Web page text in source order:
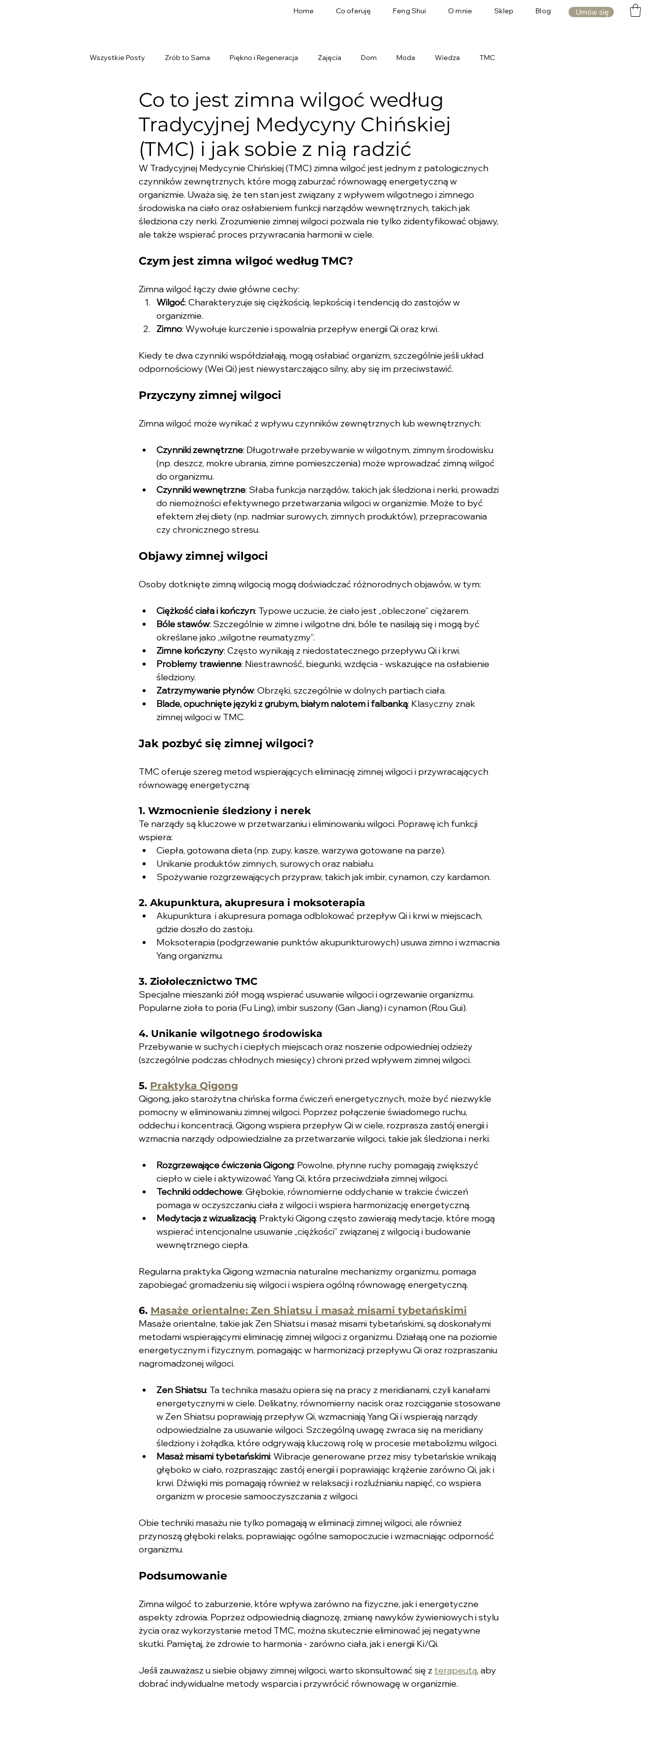
Home Co oferuję Feng Shui O mnie Sklep Blog Umów się
Wszystkie Posty Zrób to Sama Piękno i Regeneracja Zajęcia Dom Moda Wiedza TMC
Co to jest zimna wilgoć według
Tradycyjnej Medycyny Chińskiej
(TMC) i jak sobie z nią radzić
W Tradycyjnej Medycynie Chińskiej (TMC) zimna wilgoć jest jednym z patologicznych
czynników zewnętrznych, które mogą zaburzać równowagę energetyczną w
organizmie. Uważa się, że ten stan jest związany z wpływem wilgotnego i zimnego
środowiska na ciało oraz osłabieniem funkcji narządów wewnętrznych, takich jak
śledziona czy nerki. Zrozumienie zimnej wilgoci pozwala nie tylko zidentyfikować objawy,
ale także wspierać proces przywracania harmonii w ciele.
Czym jest zimna wilgoć według TMC?
Zimna wilgoć łączy dwie główne cechy:
Wilgoć: Charakteryzuje się ciężkością, lepkością i tendencją do zastojów w
organizmie.
Zimno: Wywołuje kurczenie i spowalnia przepływ energii Qi oraz krwi.
Kiedy te dwa czynniki współdziałają, mogą osłabiać organizm, szczególnie jeśli układ
odpornościowy (Wei Qi) jest niewystarczająco silny, aby się im przeciwstawić.
Przyczyny zimnej wilgoci
Zimna wilgoć może wynikać z wpływu czynników zewnętrznych lub wewnętrznych:
Czynniki zewnętrzne: Długotrwałe przebywanie w wilgotnym, zimnym środowisku
(np. deszcz, mokre ubrania, zimne pomieszczenia) może wprowadzać zimną wilgoć
do organizmu.
Czynniki wewnętrzne: Słaba funkcja narządów, takich jak śledziona i nerki, prowadzi
do niemożności efektywnego przetwarzania wilgoci w organizmie. Może to być
efektem złej diety (np. nadmiar surowych, zimnych produktów), przepracowania
czy chronicznego stresu.
Objawy zimnej wilgoci
Osoby dotknięte zimną wilgocią mogą doświadczać różnorodnych objawów, w tym:
Ciężkość ciała i kończyn: Typowe uczucie, że ciało jest „obleczone” ciężarem.
Bóle stawów: Szczególnie w zimne i wilgotne dni, bóle te nasilają się i mogą być
określane jako „wilgotne reumatyzmy”.
Zimne kończyny: Często wynikają z niedostatecznego przepływu Qi i krwi.
Problemy trawienne: Niestrawność, biegunki, wzdęcia - wskazujące na osłabienie
śledziony.
Zatrzymywanie płynów: Obrzęki, szczególnie w dolnych partiach ciała.
Blade, opuchnięte języki z grubym, białym nalotem i falbanką: Klasyczny znak
zimnej wilgoci w TMC.
Jak pozbyć się zimnej wilgoci?
TMC oferuje szereg metod wspierających eliminację zimnej wilgoci i przywracających
równowagę energetyczną:
1. Wzmocnienie śledziony i nerek
Te narządy są kluczowe w przetwarzaniu i eliminowaniu wilgoci. Poprawę ich funkcji
wspiera:
Ciepła, gotowana dieta (np. zupy, kasze, warzywa gotowane na parze).
Unikanie produktów zimnych, surowych oraz nabiału.
Spożywanie rozgrzewających przypraw, takich jak imbir, cynamon, czy kardamon.
2. Akupunktura, akupresura i moksoterapia
Akupunktura  i akupresura pomaga odblokować przepływ Qi i krwi w miejscach,
gdzie doszło do zastoju.
Moksoterapia (podgrzewanie punktów akupunkturowych) usuwa zimno i wzmacnia
Yang organizmu.
3. Ziołolecznictwo TMC
Specjalne mieszanki ziół mogą wspierać usuwanie wilgoci i ogrzewanie organizmu.
Popularne zioła to poria (Fu Ling), imbir suszony (Gan Jiang) i cynamon (Rou Gui).
4. Unikanie wilgotnego środowiska
Przebywanie w suchych i ciepłych miejscach oraz noszenie odpowiedniej odzieży
(szczególnie podczas chłodnych miesięcy) chroni przed wpływem zimnej wilgoci.
5. Praktyka Qigong
Qigong, jako starożytna chińska forma ćwiczeń energetycznych, może być niezwykle
pomocny w eliminowaniu zimnej wilgoci. Poprzez połączenie świadomego ruchu,
oddechu i koncentracji, Qigong wspiera przepływ Qi w ciele, rozprasza zastój energii i
wzmacnia narządy odpowiedzialne za przetwarzanie wilgoci, takie jak śledziona i nerki.
Rozgrzewające ćwiczenia Qigong: Powolne, płynne ruchy pomagają zwiększyć
ciepło w ciele i aktywizować Yang Qi, która przeciwdziała zimnej wilgoci.
Techniki oddechowe: Głębokie, równomierne oddychanie w trakcie ćwiczeń
pomaga w oczyszczaniu ciała z wilgoci i wspiera harmonizację energetyczną.
Medytacja z wizualizacją: Praktyki Qigong często zawierają medytacje, które mogą
wspierać intencjonalne usuwanie „ciężkości” związanej z wilgocią i budowanie
wewnętrznego ciepła.
Regularna praktyka Qigong wzmacnia naturalne mechanizmy organizmu, pomaga
zapobiegać gromadzeniu się wilgoci i wspiera ogólną równowagę energetyczną.
6. Masaże orientalne: Zen Shiatsu i masaż misami tybetańskimi
Masaże orientalne, takie jak Zen Shiatsu i masaż misami tybetańskimi, są doskonałymi
metodami wspierającymi eliminację zimnej wilgoci z organizmu. Działają one na poziomie
energetycznym i fizycznym, pomagając w harmonizacji przepływu Qi oraz rozpraszaniu
nagromadzonej wilgoci.
Zen Shiatsu: Ta technika masażu opiera się na pracy z meridianami, czyli kanałami
energetycznymi w ciele. Delikatny, równomierny nacisk oraz rozciąganie stosowane
w Zen Shiatsu poprawiają przepływ Qi, wzmacniają Yang Qi i wspierają narządy
odpowiedzialne za usuwanie wilgoci. Szczególną uwagę zwraca się na meridiany
śledziony i żołądka, które odgrywają kluczową rolę w procesie metabolizmu wilgoci.
Masaż misami tybetańskimi: Wibracje generowane przez misy tybetańskie wnikają
głęboko w ciało, rozpraszając zastój energii i poprawiając krążenie zarówno Qi, jak i
krwi. Dźwięki mis pomagają również w relaksacji i rozluźnianiu napięć, co wspiera
organizm w procesie samooczyszczania z wilgoci.
Obie techniki masażu nie tylko pomagają w eliminacji zimnej wilgoci, ale również
przynoszą głęboki relaks, poprawiając ogólne samopoczucie i wzmacniając odporność
organizmu.
Podsumowanie
Zimna wilgoć to zaburzenie, które wpływa zarówno na fizyczne, jak i energetyczne
aspekty zdrowia. Poprzez odpowiednią diagnozę, zmianę nawyków żywieniowych i stylu
życia oraz wykorzystanie metod TMC, można skutecznie eliminować jej negatywne
skutki. Pamiętaj, że zdrowie to harmonia - zarówno ciała, jak i energii Ki/Qi.
Jeśli zauważasz u siebie objawy zimnej wilgoci, warto skonsultować się z terapeutą, aby
dobrać indywidualne metody wsparcia i przywrócić równowagę w organizmie.